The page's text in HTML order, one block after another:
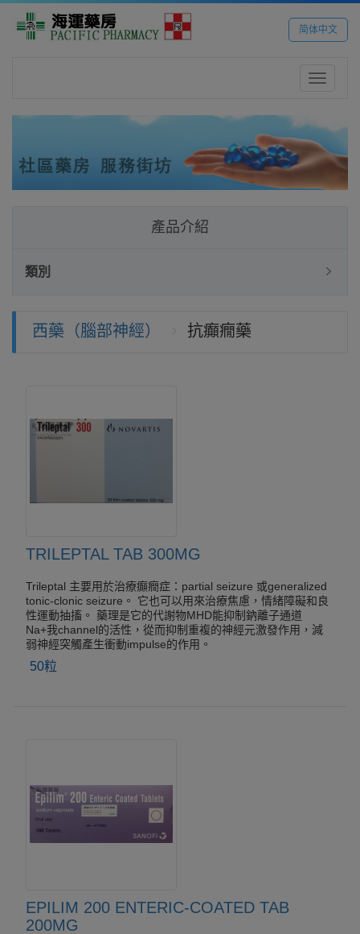
简体中文
Toggle
產品介紹
類別
西藥（腦部神經） 抗癲癇藥
TRILEPTAL TAB 300MG
Trileptal 主要用於治療癲癇症：partial seizure 或generalized
tonic-clonic seizure。 它也可以用來治療焦慮，情緒障礙和良
性運動抽搐。 藥理是它的代謝物MHD能抑制鈉離子通道
Na+我channel的活性，從而抑制重複的神經元激發作用，減
弱神經突觸產生衝動impulse的作用。
50粒
EPILIM 200 ENTERIC-COATED TAB
200MG